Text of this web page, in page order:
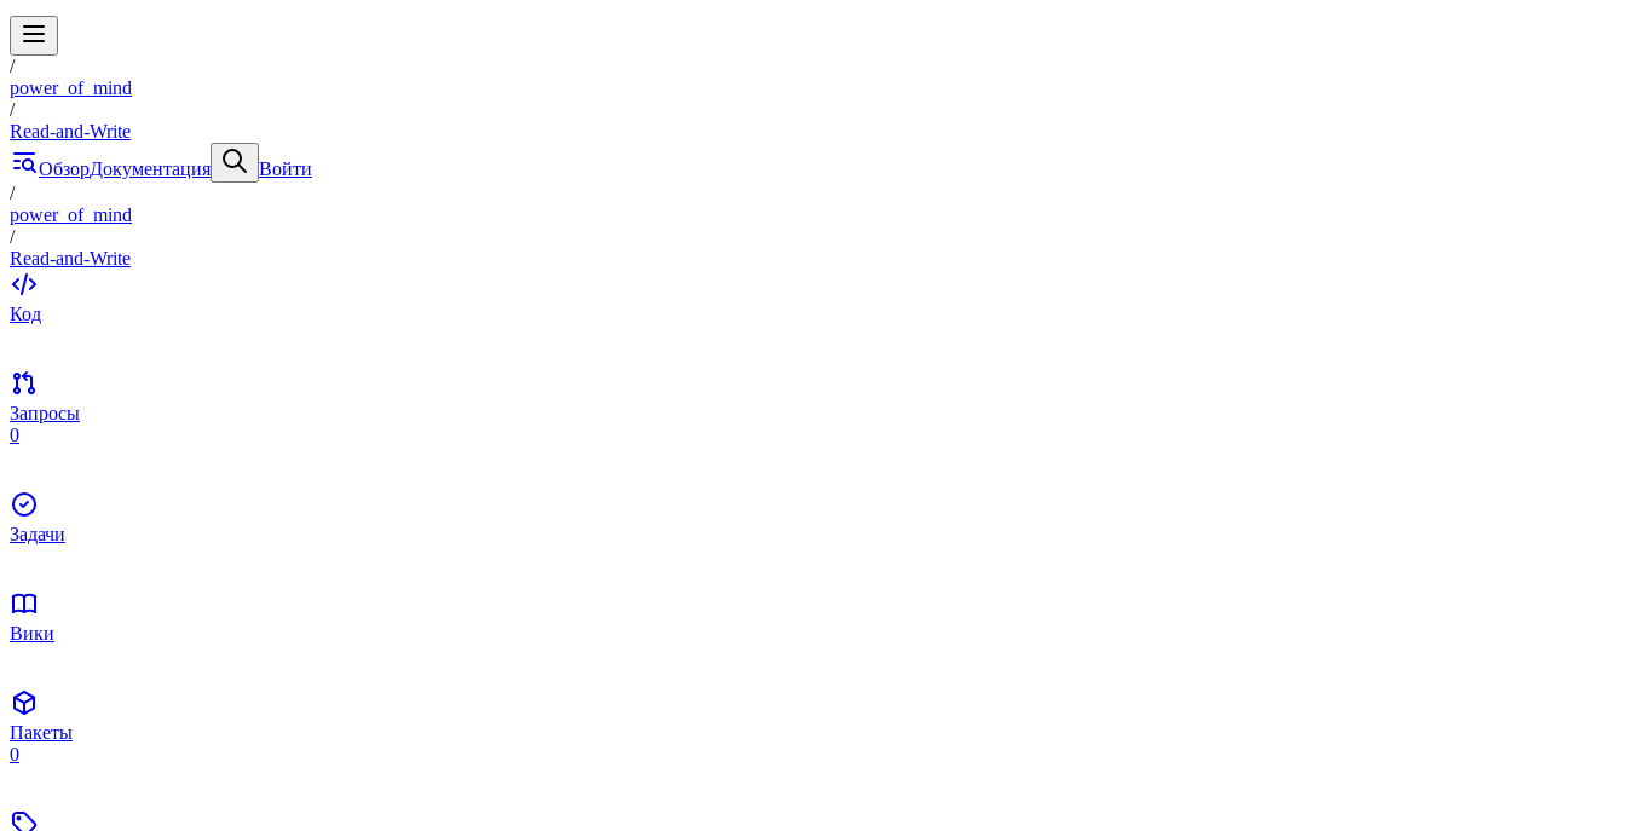
/
power_of_mind
/
Read-and-Write
ОбзорДокументация
Войти
/
power_of_mind
/
Read-and-Write
Код
Запросы
0
Задачи
Вики
Пакеты
0